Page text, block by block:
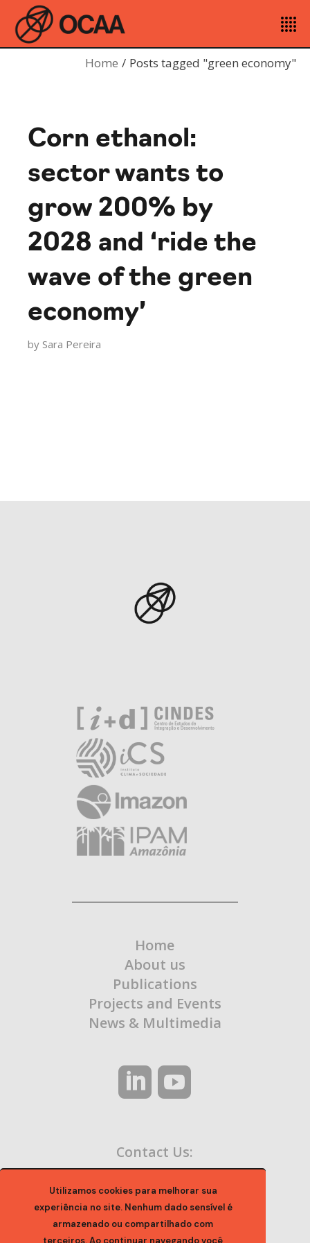
Utilizamos cookies para melhorar sua
experiência no site. Nenhum dado sensível é
armazenado ou compartilhado com
Home Posts tagged "green economy"
Corn ethanol:
sector wants to
grow 200% by
2028 and ‘ride the
wave of the green
economy’
by Sara Pereira
Home
About us
Publications
Projects and Events
News & Multimedia
Contact Us:
contato@ocaa.org.br